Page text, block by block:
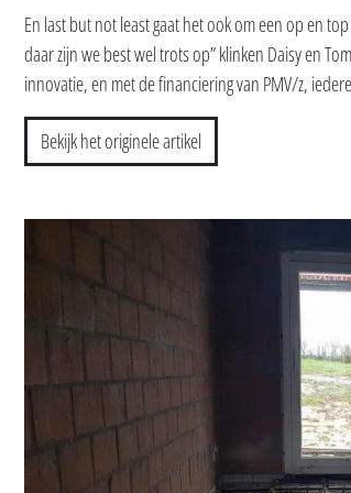
En last but not least gaat het ook om een op en
daar zijn we best wel trots op” klinken Daisy en
innovatie, en met de financiering van PMV/z,
Bekijk het originele artikel